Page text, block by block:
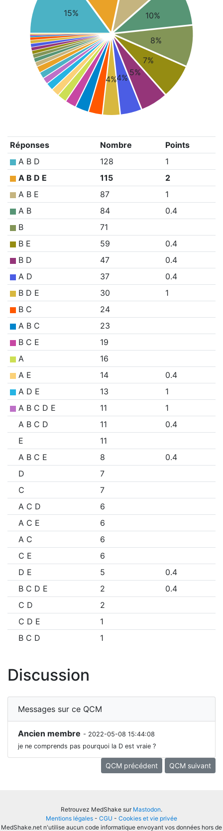
15% 10%
8%
7%
5%
4%
4%
Réponses Nombre
Points
A B D
128
1
A B D E
115
2
A B E
87
1
A B
84
0.4
B
71
B E
59
0.4
B D
47
0.4
A D
37
0.4
B D E
30
1
B C
24
A B C
23
B C E
19
A
16
A E
14
0.4
A D E
13
1
A B C D E
11
1
A B C D
11
0.4
E
11
A B C E
8
0.4
D
7
C
7
A C D
6
A C E
6
A C
6
C E
6
D E
5
0.4
B C D E
2
0.4
C D
2
C D E
1
B C D
1
Discussion
Messages sur ce QCM
Ancien membre - 2022-05-08 15:44:08
je ne comprends pas pourquoi la D est vraie ?
QCM précédent QCM suivant
Retrouvez MedShake sur Mastodon.
Mentions légales - CGU - Cookies et vie privée
MedShake.net n'utilise aucun code informatique envoyant vos données hors de